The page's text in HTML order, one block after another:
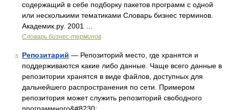
содержащий в себе подборку пакетов программ с одной
или несколькими тематиками Словарь бизнес терминов.
Академик.ру. 2001 …
Словарь бизнес-терминов
3 Репозитарий — Репозиторий место, где хранятся и
поддерживаются какие либо данные. Чаще всего данные в
репозитории хранятся в виде файлов, доступных для
дальнейшего распространения по сети. Примером
репозитория может служить репозиторий свободного